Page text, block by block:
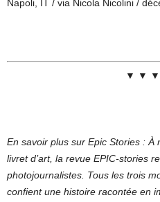
Napoli, IT / via Nicola Nicolini /
▼ ▼
En savoir plus sur Epic Stories :
livret d’art, la revue EPIC-stories
photojournalistes. Tous les trois
confient une histoire racontée en